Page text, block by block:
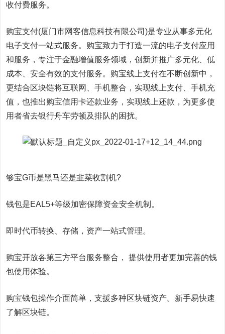
收付费服务。
购宝支付(厦门市网客信息科技有限公司)是专业从事多元化
电子支付一站式服务。购宝致力于打造一流的电子支付应用
和服务，专注于金融增值服务领域，创新并推广多元化、低
成本、安全有效的支付服务。购宝线上支付在不断创新中，
更结合区块链将互联网、手机整合，实现线上支付、手机充
值，也推出购宝信用卡还款业务，实现线上还款，为更多使
用者省去银行舟车劳顿及排队的困扰。
够宝G币是黑马还是韭菜收割机?
钱包是EAL5+等级加密保障资金安全机制。
即时代币转换、存储，资产一站式管理。
购宝开放各第三方平台服务整合， 提供使用者更加完善的钱
包使用体验。
购宝钱包操作介面简单，支援多种区块链资产。新手易快速
了解区块链。